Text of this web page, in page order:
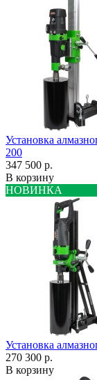
Установка
200
347 500 р.
В корзину
НОВИНКА
Установка
270 300 р.
В корзину